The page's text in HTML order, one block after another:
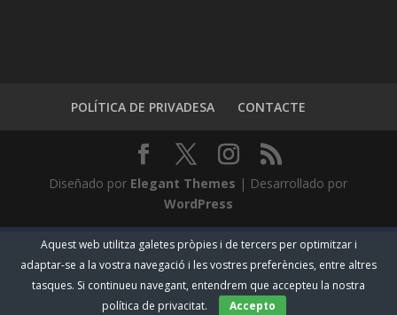
POLÍTICA DE PRIVADESA CONTACTE
Diseñado por Elegant Themes | Desarrollado por
WordPress
Aquest web utilitza galetes pròpies i de tercers per optimitzar i
adaptar-se a la vostra navegació i les vostres preferències, entre altres
tasques. Si continueu navegant, entendrem que accepteu la nostra
política de privacitat.
Accepto